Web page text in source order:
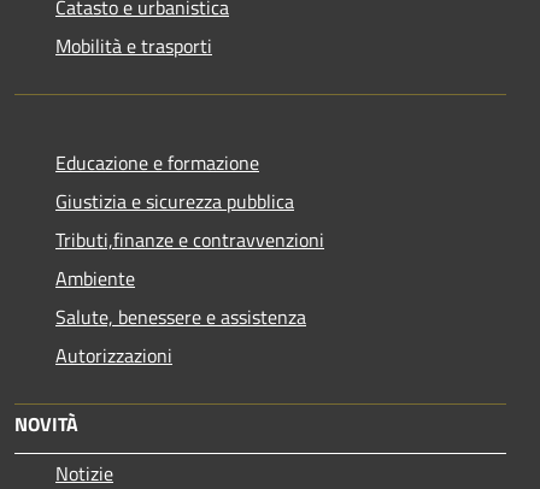
Catasto e urbanistica
Mobilità e trasporti
Educazione e formazione
Giustizia e sicurezza pubblica
Tributi,finanze e contravvenzioni
Ambiente
Salute, benessere e assistenza
Autorizzazioni
NOVITÀ
Notizie